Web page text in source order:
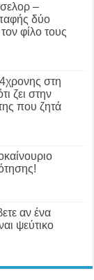
–
δύο
φίλο τους
στη
ζει στην
που ζητά
αν ένα
ψεύτικο